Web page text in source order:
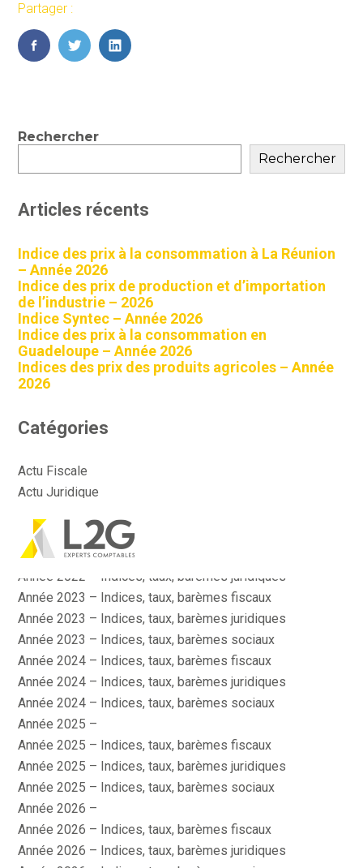
Aller
au
Partager :
FaceBook
TwitterLinkedIn
Blog
Rechercher
Rechercher
Articles récents
Indice des prix à la consommation à La Réunion
– Année 2026
Indice des prix de production et d’importation
de l’industrie – 2026
Indice Syntec – Année 2026
Indice des prix à la consommation en
Guadeloupe – Année 2026
Indices des prix des produits agricoles – Année
2026
Catégories
Actu Fiscale
Actu Juridique
Actualité
Année 2022 – Indices, taux, barèmes fiscaux
Année 2022 – Indices, taux, barèmes juridiques
Année 2023 – Indices, taux, barèmes fiscaux
Année 2023 – Indices, taux, barèmes juridiques
Année 2023 – Indices, taux, barèmes sociaux
Année 2024 – Indices, taux, barèmes fiscaux
Année 2024 – Indices, taux, barèmes juridiques
Année 2024 – Indices, taux, barèmes sociaux
Année 2025 –
Année 2025 – Indices, taux, barèmes fiscaux
Année 2025 – Indices, taux, barèmes juridiques
Année 2025 – Indices, taux, barèmes sociaux
Année 2026 –
Année 2026 – Indices, taux, barèmes fiscaux
Année 2026 – Indices, taux, barèmes juridiques